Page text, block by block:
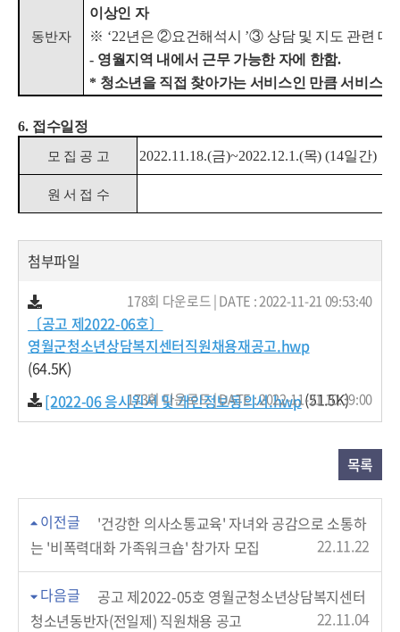
동반자
이상인 자
※ ‘22년은 ②요건해석시 ’③ 상담 및 지도 관련 대
- 영월지역 내에서 근무 가능한 자에 한함.
* 청소년을 직접 찾아가는 서비스인 만큼 서비스
6. 접수일정
모 집 공 고 2022.11.18.(금)~2022.12.1.(목) (14일간)
원 서 접 수
첨부파일
〔공고 제2022-06호〕
영월군청소년상담복지센터직원채용재공고.hwp
(64.5K)
178회 다운로드 | DATE : 2022-11-21 09:53:40
[2022-06 응시원서 및 개인정보동의서.hwp(51.5K)
173회 다운로드 | DATE : 2022-11-21 10:39:00
목록
이전글
'건강한 의사소통교육' 자녀와 공감으로 소통하
는 '비폭력대화 가족워크숍' 참가자 모집
22.11.22
다음글
공고 제2022-05호 영월군청소년상담복지센터
청소년동반자(전일제) 직원채용 공고
22.11.04